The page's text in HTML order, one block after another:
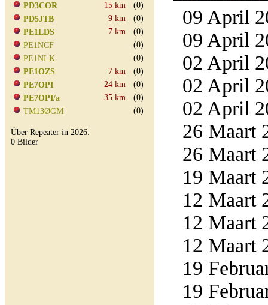
PD3COR
15 km
(0)
PD5JTB
9 km
(0)
PE1LDS
7 km
(0)
PE1NCF
(0)
PE1NLK
(0)
PE1OZS
7 km
(0)
PE7OPI
24 km
(0)
PE7OPI/a
35 km
(0)
TM13ØGM
(0)
Über Repeater in 2026:
0 Bilder
09 April
09 April
02 April
02 April
02 April
26 Maart
26 Maart
19 Maart
12 Maart
12 Maart
12 Maart
19
19